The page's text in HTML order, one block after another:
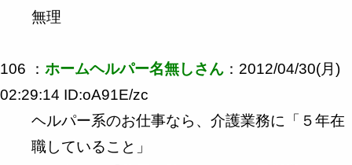
無理
106 ： ホームヘルパー名無しさん ：2012/04/30(月)
02:29:14 ID:oA91E/zc
ヘルパー系のお仕事なら、介護業務に「５年在
職していること」